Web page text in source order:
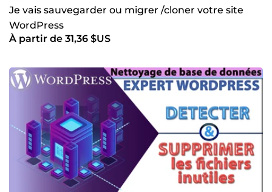
Je vais sauvegarder ou migrer /cloner votre site
WordPress
À partir de 31,36 $US